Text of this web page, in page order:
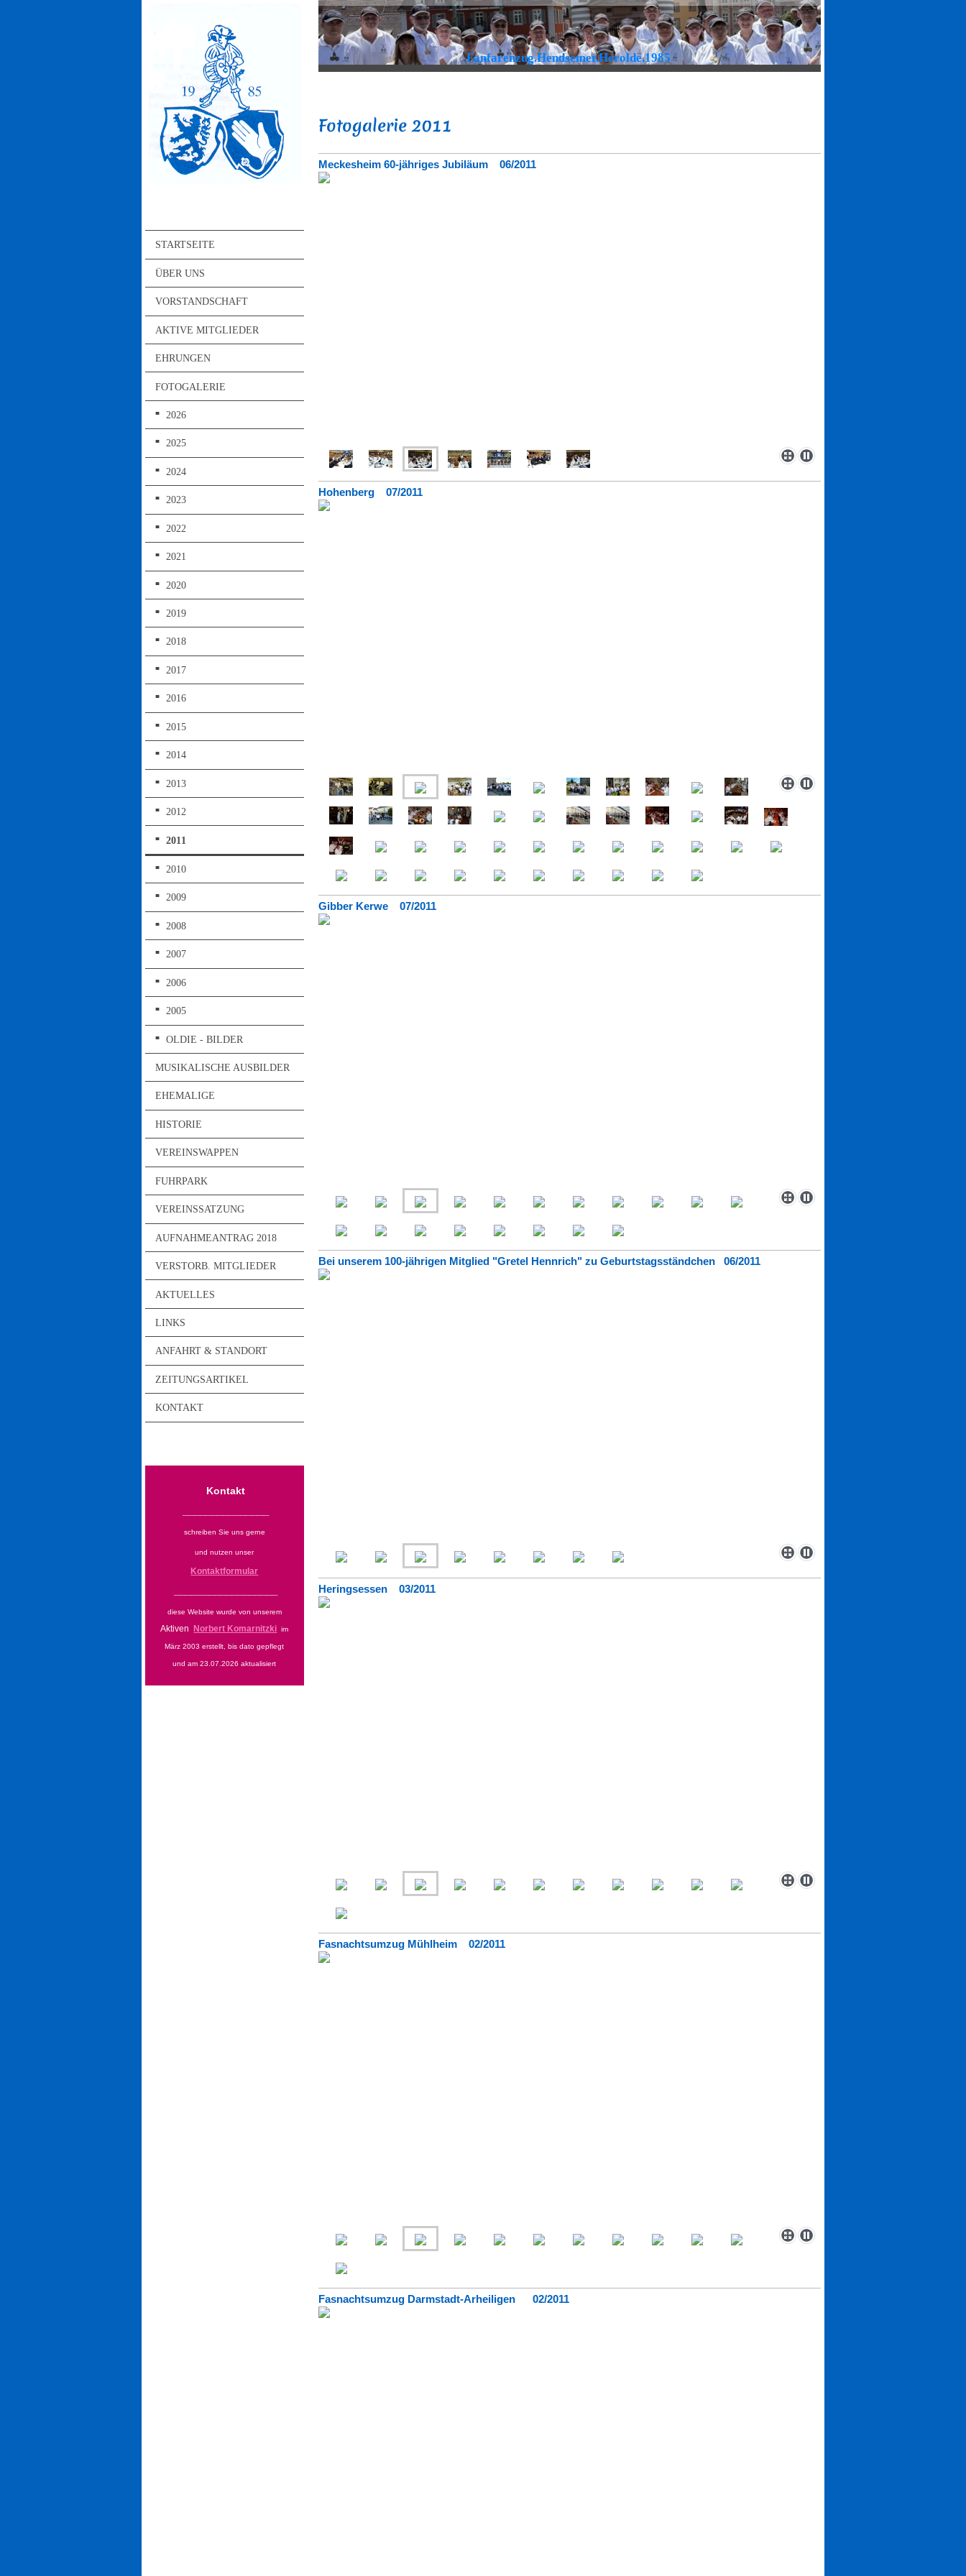
STARTSEITE
ÜBER UNS
VORSTANDSCHAFT
AKTIVE MITGLIEDER
EHRUNGEN
FOTOGALERIE
2026
2025
2024
2023
2022
2021
2020
2019
2018
2017
2016
2015
2014
2013
2012
2011
2010
2009
2008
2007
2006
2005
OLDIE - BILDER
MUSIKALISCHE AUSBILDER
EHEMALIGE
HISTORIE
VEREINSWAPPEN
FUHRPARK
VEREINSSATZUNG
AUFNAHMEANTRAG 2018
VERSTORB. MITGLIEDER
AKTUELLES
LINKS
ANFAHRT & STANDORT
ZEITUNGSARTIKEL
KONTAKT
Kontakt
schreiben Sie uns gerne
und nutzen unser
Kontaktformular
diese Website wurde von unserem
Aktiven Norbert Komarnitzki im
März 2003 erstellt, bis dato gepflegt
und am 23.07.2026 aktualisiert
Fanfarenzug.Hendsemer.Herolde.1985
Fotogalerie 2011
Meckesheim 60-jähriges Jubiläum 06/2011
Hohenberg 07/2011
Gibber Kerwe 07/2011
Bei unserem 100-jährigen Mitglied "Gretel Hennrich" zu Geburtstagsständchen 06/2011
Heringsessen 03/2011
Fasnachtsumzug Mühlheim 02/2011
Fasnachtsumzug Darmstadt-Arheiligen 02/2011